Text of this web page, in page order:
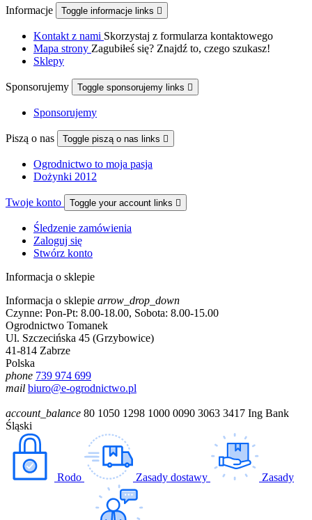
Informacje Toggle informacje links 
Kontakt z nami Skorzystaj z formularza kontaktowego
Mapa strony Zagubiłeś się? Znajdź to, czego szukasz!
Sklepy
Sponsorujemy Toggle sponsorujemy links 
Sponsorujemy
Piszą o nas Toggle piszą o nas links 
Ogrodnictwo to moja pasja
Dożynki 2012
Twoje konto Toggle your account links 
Śledzenie zamówienia
Zaloguj się
Stwórz konto
Informacja o sklepie
Informacja o sklepie arrow_drop_down
Czynne: Pon-Pt: 8.00-18.00, Sobota: 8.00-15.00
Ogrodnictwo Tomanek
Ul. Szczecińska 45 (Grzybowice)
41-814 Zabrze
Polska
phone 739 974 699
mail biuro@e-ogrodnictwo.pl
account_balance 80 1050 1298 1000 0090 3063 3417 Ing Bank
Śląski
Rodo Zasady dostawy Zasady